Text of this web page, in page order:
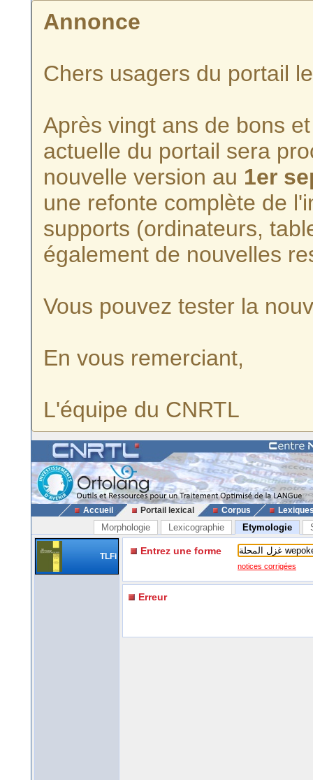
Annonce
Chers usagers du portail
Après vingt ans de bons
actuelle du portail sera
nouvelle version au 1er
une refonte complète de
supports (ordinateurs,
également de nouvelles
Vous pouvez tester la
En vous remerciant,
L'équipe du CNRTL
Accueil Portail lexical Corpus
Morphologie Lexicographie Etymologie
TLFi Entrez une forme
notices corrigées
Erreur